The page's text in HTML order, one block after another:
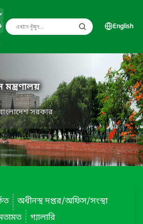
English
বাংলাদেশ সরকার
অধীনস্থ দপ্তর/অফিস/সংস্থা
গ্যালারি